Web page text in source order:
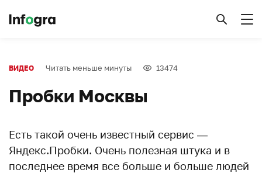
ВИДЕО Читать меньше минуты 13474
Пробки Москвы
Есть такой очень известный сервис —
Яндекс.Пробки. Очень полезная штука и в
последнее время все больше и больше людей